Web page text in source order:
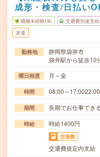
成形・検査/日払い
職種未経験OK 交通費別途支給
派遣
勤務地
静岡県袋井市
袋井駅から徒歩10
曜日頻度 月～金
時間 08:00～
期間 長期でお仕事でき
時給 時給1400円
交通費
交通費規定内支給